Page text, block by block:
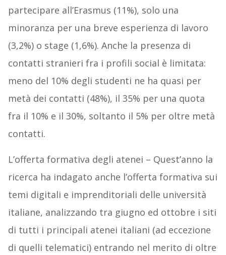
partecipare all’Erasmus (11%), solo una
minoranza per una breve esperienza di lavoro
(3,2%) o stage (1,6%). Anche la presenza di
contatti stranieri fra i profili social è limitata:
meno del 10% degli studenti ne ha quasi per
metà dei contatti (48%), il 35% per una quota
fra il 10% e il 30%, soltanto il 5% per oltre metà
contatti.
L’offerta formativa degli atenei – Quest’anno la
ricerca ha indagato anche l’offerta formativa sui
temi digitali e imprenditoriali delle università
italiane, analizzando tra giugno ed ottobre i siti
di tutti i principali atenei italiani (ad eccezione
di quelli telematici) entrando nel merito di oltre